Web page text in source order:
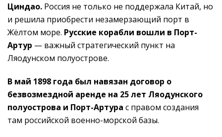
Циндао. Россия не только не поддержала Китай, но
и решила приобрести незамерзающий порт в
Жёлтом море. Русские корабли вошли в Порт-
Артур — важный стратегический пункт на
Ляодунском полуострове.
В май 1898 года был навязан договор о
безвозмездной аренде на 25 лет Ляодунского
полуострова и Порт-Артура с правом создания
там российской военно-морской базы.